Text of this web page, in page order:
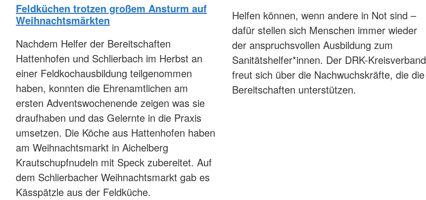
Feldküchen trotzen großem Ansturm auf
Weihnachtsmärkten
Nachdem Helfer der Bereitschaften
Hattenhofen und Schlierbach im Herbst an
einer Feldkochausbildung teilgenommen
haben, konnten die Ehrenamtlichen am
ersten Adventswochenende zeigen was sie
draufhaben und das Gelernte in die Praxis
umsetzen. Die Köche aus Hattenhofen haben
am Weihnachtsmarkt in Aichelberg
Krautschupfnudeln mit Speck zubereitet. Auf
dem Schlierbacher Weihnachtsmarkt gab es
Kässpätzle aus der Feldküche.
Helfen können, wenn andere in Not sind –
dafür stellen sich Menschen immer wieder
der anspruchsvollen Ausbildung zum
Sanitätshelfer*innen. Der DRK-Kreisverband
freut sich über die Nachwuchskräfte, die die
Bereitschaften unterstützen.